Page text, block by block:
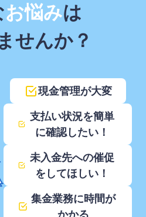
お悩みは
せんか？
現金管理が大変
支払い状況を簡単
に確認したい！
未入金先への催促
をしてほしい！
集金業務に時間が
かかる